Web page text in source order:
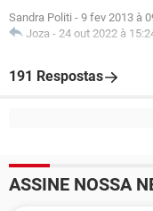
Sandra Politi - 9 fev 2013 à
Joza - 24 out 2022 à
191 Respostas
ASSINE NOSSA